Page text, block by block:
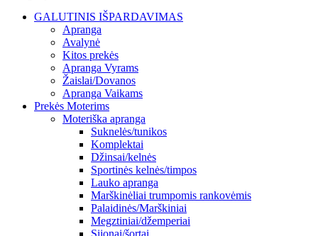
GALUTINIS IŠPARDAVIMAS
Apranga
Avalynė
Kitos prekės
Apranga Vyrams
Žaislai/Dovanos
Apranga Vaikams
Prekės Moterims
Moteriška apranga
Suknelės/tunikos
Komplektai
Džinsai/kelnės
Sportinės kelnės/timpos
Lauko apranga
Marškinėliai trumpomis rankovėmis
Palaidinės/Marškiniai
Megztiniai/džemperiai